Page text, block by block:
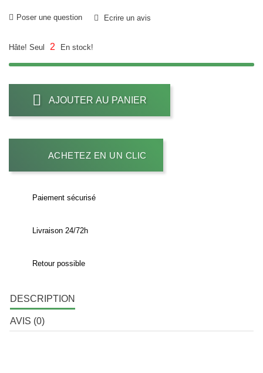
Poser une question Ecrire un avis
Hâte! Seul 2 En stock!
AJOUTER AU PANIER
ACHETEZ EN UN CLIC
Paiement sécurisé
Livraison 24/72h
Retour possible
DESCRIPTION
AVIS (0)